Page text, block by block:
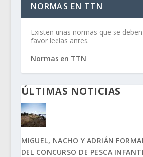
NORMAS EN TTN
Existen unas normas que se
favor leelas antes.
Normas en TTN
ÚLTIMAS NOTICIAS
MIGUEL, NACHO Y ADRIÁN
DEL CONCURSO DE PESCA